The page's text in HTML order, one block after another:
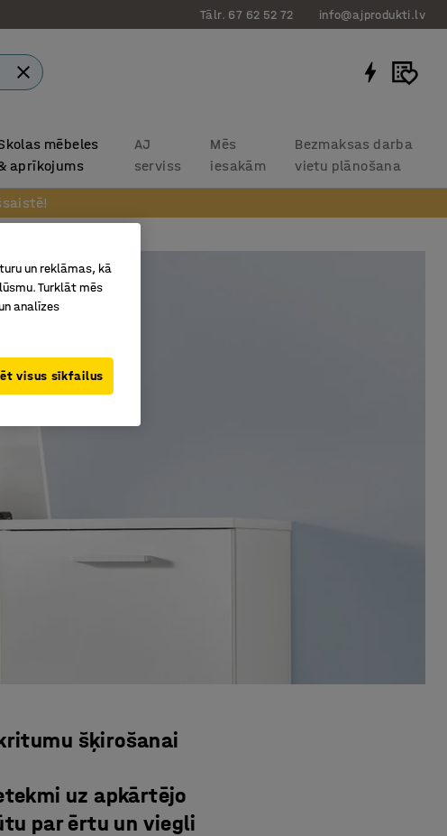
Tālr. 67 62 52 72 info@ajprodukti.lv
mēbeles
aprīkojums
AJ
serviss
Mēs
iesakām
Bezmaksas darba
vietu plānošana
šķirošanai
uz apkārtējo
par ērtu un viegli
un reklāmas, kā
Turklāt mēs
analīzes
visus sīkfailus